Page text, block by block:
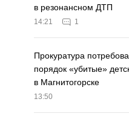
в резонансном ДТП
14:21 1
Прокуратура
порядок «убитые»
в Магнитогорске
13:50